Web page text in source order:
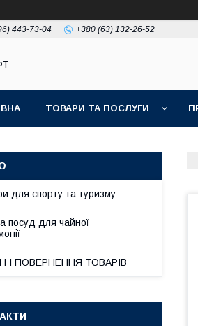
443-73-04 +380 (63) 132-26-52
ТОВАРИ ТА ПОСЛУГИ
для спорту та туризму
посуд для чайної
І ПОВЕРНЕННЯ ТОВАРІВ